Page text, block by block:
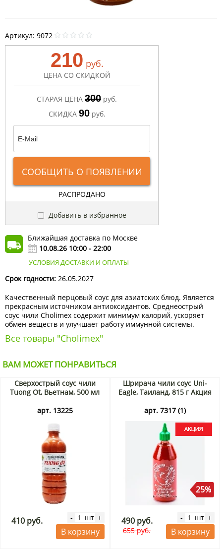
Артикул: 9072
210 руб.
ЦЕНА СО СКИДКОЙ
СТАРАЯ ЦЕНА 300 руб.
СКИДКА 90 руб.
СООБЩИТЬ О ПОЯВЛЕНИИ
РАСПРОДАНО
Добавить в избранное
Ближайшая доставка по Москве
10.08.26 10:00 - 22:00
УСЛОВИЯ ДОСТАВКИ И ОПЛАТЫ
Срок годности: 26.05.2027
Качественный перцовый соус для азиатских блюд. Является
прекрасным источником антиоксидантов. Среднеострый
соус чили Cholimex содержит минимум калорий, ускоряет
обмен веществ и улучшает работу иммунной системы.
Все товары "Cholimex"
ВАМ МОЖЕТ ПОНРАВИТЬСЯ
Сверхострый соус чили
Tuong Ot, Вьетнам, 500 мл
арт. 13225
410 руб. - шт +
В корзину
Шрирача чили соус Uni-
Eagle, Таиланд, 815 г Акция
арт. 7317 (1)
25%
490 руб.
655 руб.
- шт +
В корзину